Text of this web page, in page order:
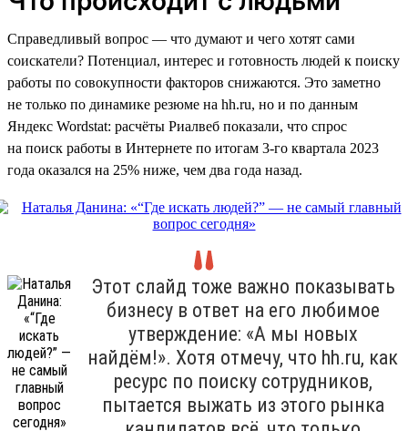
Справедливый вопрос — что думают и чего хотят сами
соискатели? Потенциал, интерес и готовность людей к поиску
работы по совокупности факторов снижаются. Это заметно
не только по динамике резюме на hh.ru, но и по данным
Яндекс Wordstat: расчёты Риалвеб показали, что спрос
на поиск работы в Интернете по итогам 3-го квартала 2023
года оказался на 25% ниже, чем два года назад.
Этот слайд тоже важно показывать
бизнесу в ответ на его любимое
утверждение: «А мы новых
найдём!». Хотя отмечу, что hh.ru, как
ресурс по поиску сотрудников,
пытается выжать из этого рынка